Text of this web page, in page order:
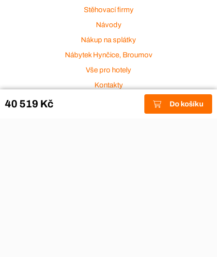
40 519 Kč Do košíku
Stěhovací firmy
Návody
Nákup na splátky
Nábytek Hynčice, Broumov
Vše pro hotely
Kontakty
Přijímáme platební karty